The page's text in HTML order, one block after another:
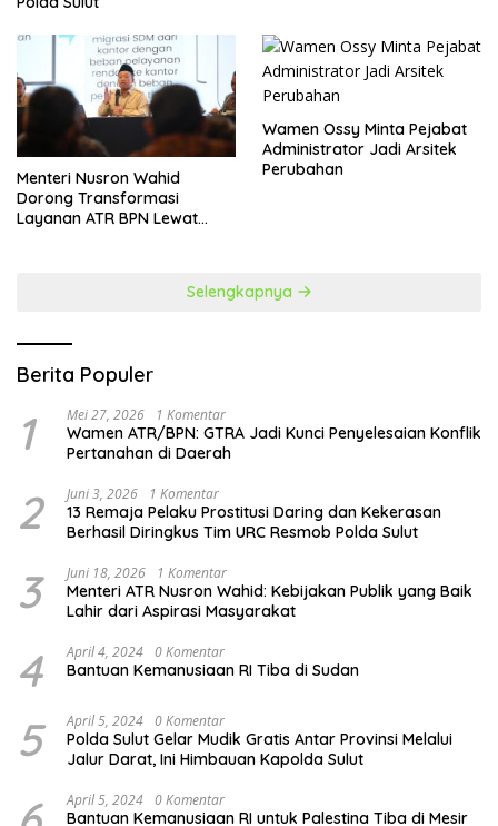
​Menteri Nusron Wahid
Dorong Transformasi
Layanan ATR BPN Lewat
Wamen Ossy Minta Pejabat
Administrator Jadi Arsitek
Perubahan
Selengkapnya
Berita Populer
1 Mei 27, 2026 1 Komentar
Wamen ATR/BPN: GTRA Jadi Kunci Penyelesaian Konflik
Pertanahan di Daerah
2 Juni 3, 2026 1 Komentar
13 Remaja Pelaku Prostitusi Daring dan Kekerasan
Berhasil Diringkus Tim URC Resmob Polda Sulut
3 Juni 18, 2026 1 Komentar
Menteri ATR Nusron Wahid: Kebijakan Publik yang Baik
Lahir dari Aspirasi Masyarakat
4 April 4, 2024 0 Komentar
Bantuan Kemanusiaan RI Tiba di Sudan
5 April 5, 2024 0 Komentar
Polda Sulut Gelar Mudik Gratis Antar Provinsi Melalui
Jalur Darat, Ini Himbauan Kapolda Sulut
April 5, 2024 0 Komentar
Bantuan Kemanusiaan RI untuk Palestina Tiba di Mesir